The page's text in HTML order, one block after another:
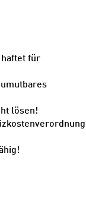
haftet für
lösen!